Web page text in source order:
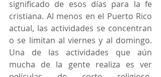
significado de esos días para la fe
cristiana. Al menos en el Puerto Rico
actual, las actividades se concentran
o se limitan al viernes y al domingo.
Una de las actividades que aún
mucha de la gente realiza es ver